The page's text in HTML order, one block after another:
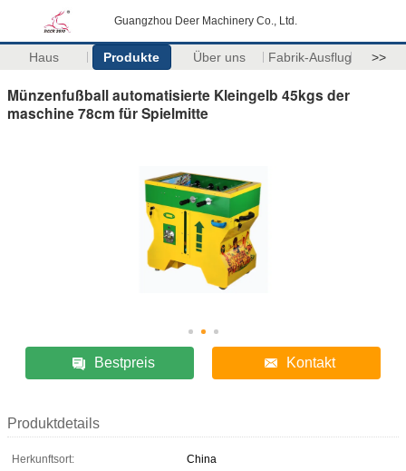
Guangzhou Deer Machinery Co., Ltd.
Haus Produkte Über uns Fabrik-Ausflug >>
Münzenfußball automatisierte Kleingelb 45kgs der
maschine 78cm für Spielmitte
Bestpreis Kontakt
Produktdetails
Herkunftsort:
China